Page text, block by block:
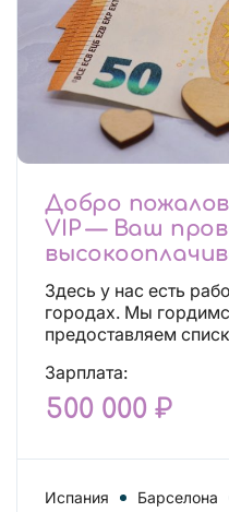
Добро
VIP — Ваш
Здесь у нас есть
городах. Мы
предоставляем
Зарплата:
500 000 ₽
Испания Барселона